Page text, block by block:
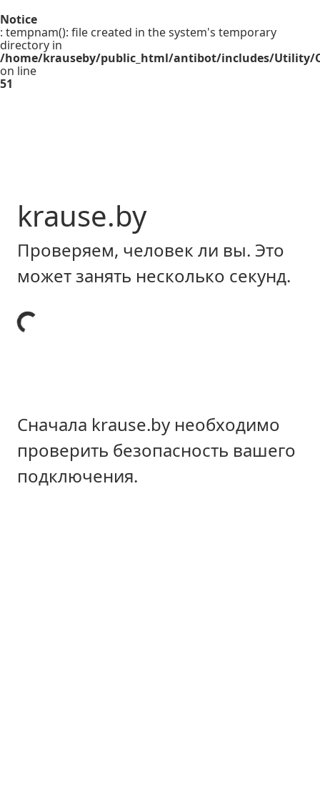
Notice
: tempnam(): file created in the system's temporary
directory in
/home/krauseby/public_html/antibot/includes/Utility/
on line
51
krause.by
Проверяем, человек ли вы. Это
может занять несколько секунд.
Сначала krause.by необходимо
проверить безопасность вашего
подключения.